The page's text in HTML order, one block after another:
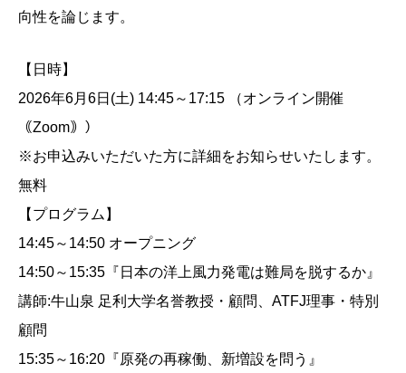
向性を論じます。
【日時】
2026年6月6日(土) 14:45～17:15 （オンライン開催
｟Zoom｠）
※お申込みいただいた方に詳細をお知らせいたします。
無料
【プログラム】
14:45～14:50 オープニング
14:50～15:35『日本の洋上風力発電は難局を脱するか』
講師:牛山泉 足利大学名誉教授・顧問、ATFJ理事・特別
顧問
15:35～16:20『原発の再稼働、新増設を問う』